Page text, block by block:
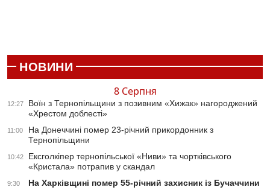
НОВИНИ
8 Серпня
12:27
Воїн з Тернопільщини з позивним «Хижак» нагороджений
«Хрестом доблесті»
11:00
На Донеччині помер 23-річний прикордонник з
Тернопільщини
10:42
Ексголкіпер тернопільської «Ниви» та чортківського
«Кристала» потрапив у скандал
9:30 На Харківщині помер 55-річний захисник із Бучаччини